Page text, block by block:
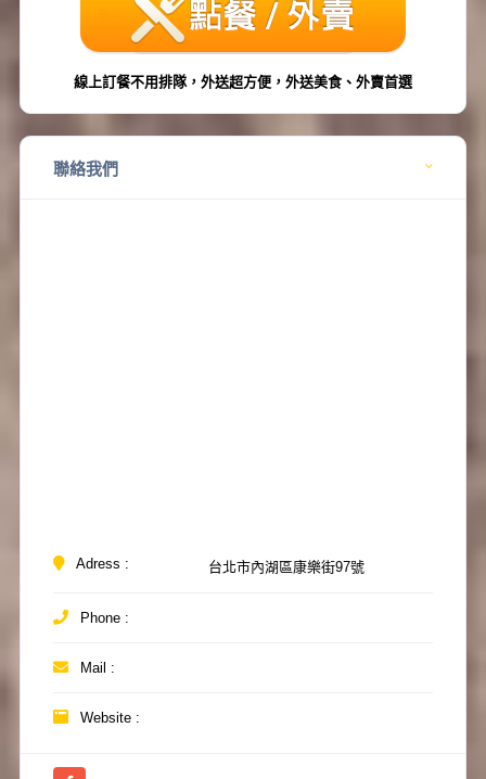
線上訂餐不用排隊，外送超方便，外送美食、外賣首選
聯絡我們
Adress : 台北市內湖區康樂街97號
Phone :
Mail :
Website :